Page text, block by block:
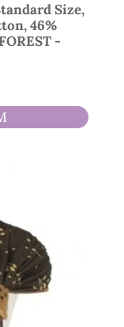
Size,
46%
-